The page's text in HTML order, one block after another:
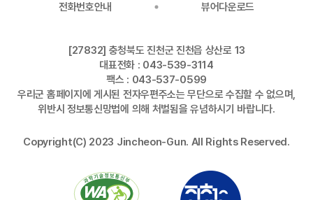
전화번호안내 뷰어다운로드
[27832] 충청북도 진천군 진천읍 상산로 13
대표전화 : 043-539-3114
팩스 : 043-537-0599
우리군 홈페이지에 게시된 전자우편주소는 무단으로 수집할 수 없으며,
위반시 정보통신망법에 의해 처벌됨을 유념하시기 바랍니다.
Copyright(C) 2023 Jincheon-Gun. All Rights Reserved.